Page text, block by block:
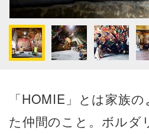
「HOMIE」とは家族
た仲間のこと。ボルダ